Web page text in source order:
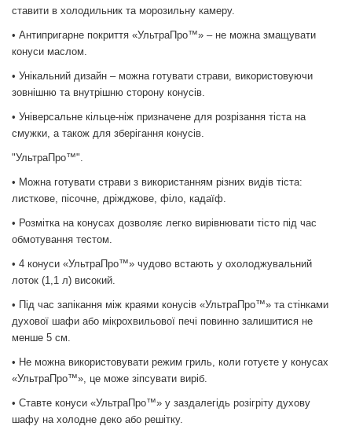
ставити в холодильник та морозильну камеру.
• Антипригарне покриття «УльтраПро™» – не можна змащувати
конуси маслом.
• Унікальний дизайн – можна готувати страви, використовуючи
зовнішню та внутрішню сторону конусів.
• Універсальне кільце-ніж призначене для розрізання тіста на
смужки, а також для зберігання конусів.
"УльтраПро™".
• Можна готувати страви з використанням різних видів тіста:
листкове, пісочне, дріжджове, філо, кадаїф.
• Розмітка на конусах дозволяє легко вирівнювати тісто під час
обмотування тестом.
• 4 конуси «УльтраПро™» чудово встають у охолоджувальний
лоток (1,1 л) високий.
• Під час запікання між краями конусів «УльтраПро™» та стінками
духової шафи або мікрохвильової печі повинно залишитися не
менше 5 см.
• Не можна використовувати режим гриль, коли готуєте у конусах
«УльтраПро™», це може зіпсувати виріб.
• Ставте конуси «УльтраПро™» у заздалегідь розігріту духову
шафу на холодне деко або решітку.